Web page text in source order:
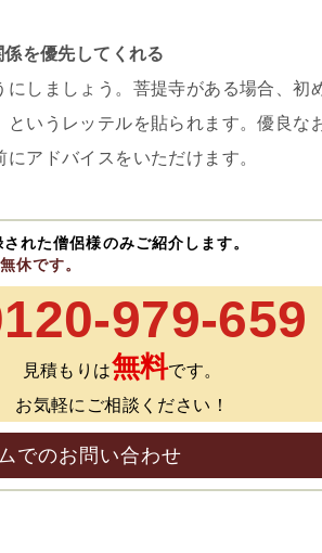
を優先してくれる
しましょう。菩提寺がある場合、初
いうレッテルを貼られます。優良な
アドバイスをいただけます。
れた僧侶様のみご紹介します。
休です。
979-659
見積もりは無料です。
お気軽にご相談ください！
でのお問い合わせ